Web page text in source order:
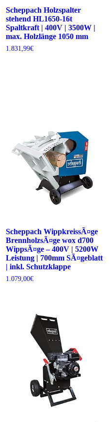
Scheppach Holzspalter
stehend HL1650-16t
Spaltkraft | 400V | 3500W |
max. Holzlänge 1050 mm
1.831,99€
Scheppach WippkreissÃ¤ge
BrennholzsÃ¤ge wox d700
WippsÃ¤ge – 400V | 5200W
Leistung | 700mm SÃ¤geblatt
| inkl. Schutzklappe
1.079,00€